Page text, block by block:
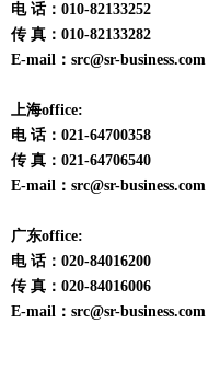
电 话：010-82133252
传 真：010-82133282
E-mail： src@sr-business.com
上海office:
电 话：021-64700358
传 真：021-64706540
E-mail： src@sr-business.com
广东office:
电 话：020-84016200
传 真：020-84016006
E-mail： src@sr-business.com